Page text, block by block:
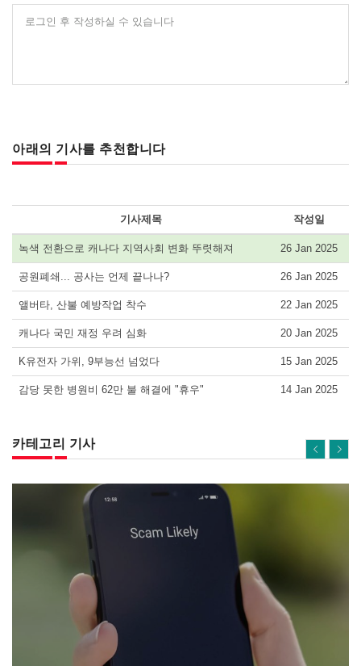
로그인 후 작성하실 수 있습니다
아래의 기사를 추천합니다
기사제목 작성일
녹색 전환으로 캐나다 지역사회 변화 뚜렷해져 26 Jan 2025
공원폐쇄... 공사는 언제 끝나나? 26 Jan 2025
앨버타, 산불 예방작업 착수 22 Jan 2025
캐나다 국민 재정 우려 심화 20 Jan 2025
K유전자 가위, 9부능선 넘었다 15 Jan 2025
감당 못한 병원비 62만 불 해결에 "휴우" 14 Jan 2025
카테고리 기사